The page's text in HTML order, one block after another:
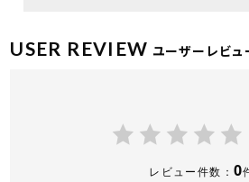
USER REVIEW ユーザーレビュ
レビュー件数： 0